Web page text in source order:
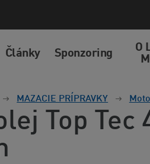
Články Sponzoring
O
MAZACIE PRÍPRAVKY
Top Tec